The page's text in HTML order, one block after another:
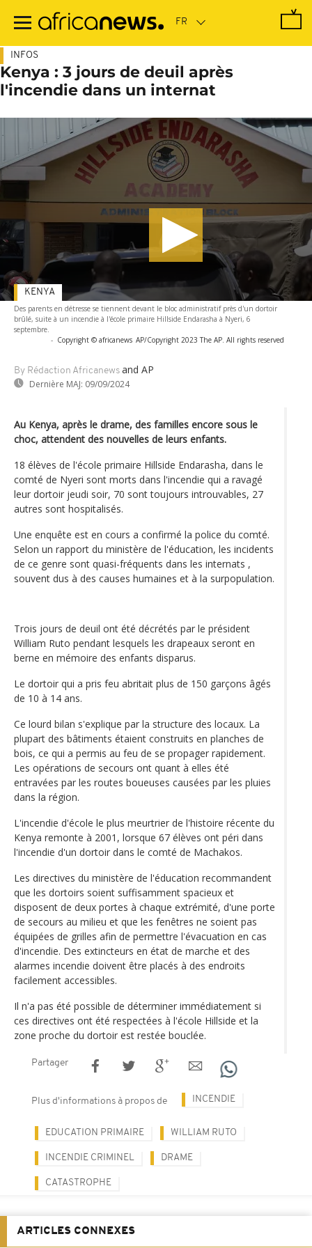
contenu
INFOS
Kenya : 3 jours de deuil après
l'incendie dans un internat
Des parents en détresse se tiennent devant le bloc administratif près d'un dortoir
brûlé, suite à un incendie à l'école primaire Hillside Endarasha à Nyeri, 6
septembre.
- Copyright © africanews AP/Copyright 2023 The AP. All rights reserved
By Rédaction Africanews and AP
Dernière MAJ: 09/09/2024
KENYA
Au Kenya, après le drame, des familles encore sous le
choc, attendent des nouvelles de leurs enfants.
18 élèves de l'école primaire Hillside Endarasha, dans le
comté de Nyeri sont morts dans l'incendie qui a ravagé
leur dortoir jeudi soir, 70 sont toujours introuvables, 27
autres sont hospitalisés.
Une enquête est en cours a confirmé la police du comté.
Selon un rapport du ministère de l'éducation, les incidents
de ce genre sont quasi-fréquents dans les internats ,
souvent dus à des causes humaines et à la surpopulation.
Trois jours de deuil ont été décrétés par le président
William Ruto pendant lesquels les drapeaux seront en
berne en mémoire des enfants disparus.
Le dortoir qui a pris feu abritait plus de 150 garçons âgés
de 10 à 14 ans.
Ce lourd bilan s'explique par la structure des locaux. La
plupart des bâtiments étaient construits en planches de
bois, ce qui a permis au feu de se propager rapidement.
Les opérations de secours ont quant à elles été
entravées par les routes boueuses causées par les pluies
dans la région.
L'incendie d'école le plus meurtrier de l'histoire récente du
Kenya remonte à 2001, lorsque 67 élèves ont péri dans
l'incendie d'un dortoir dans le comté de Machakos.
Les directives du ministère de l'éducation recommandent
que les dortoirs soient suffisamment spacieux et
disposent de deux portes à chaque extrémité, d'une porte
de secours au milieu et que les fenêtres ne soient pas
équipées de grilles afin de permettre l'évacuation en cas
d'incendie. Des extincteurs en état de marche et des
alarmes incendie doivent être placés à des endroits
facilement accessibles.
Il n'a pas été possible de déterminer immédiatement si
ces directives ont été respectées à l'école Hillside et la
zone proche du dortoir est restée bouclée.
Partager
Plus d'informations à propos de INCENDIE
EDUCATION PRIMAIRE WILLIAM RUTO
INCENDIE CRIMINEL DRAME
CATASTROPHE
ARTICLES CONNEXES